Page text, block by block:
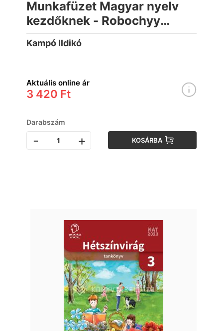
Munkafüzet Magyar nyelv
kezdőknek - Robochyy
zoshyt Uhors'ka mova dlya
pochatkivtsiv
Kampó Ildikó
Aktuális online ár
3 420 Ft
Darabszám
- + KOSÁRBA